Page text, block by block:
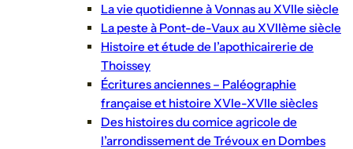
La vie quotidienne à Vonnas au XVIIe siècle
La peste à Pont-de-Vaux au XVIIème siècle
Histoire et étude de l’apothicairerie de
Thoissey
Écritures anciennes – Paléographie
française et histoire XVIe-XVIIe siècles
Des histoires du comice agricole de
l’arrondissement de Trévoux en Dombes